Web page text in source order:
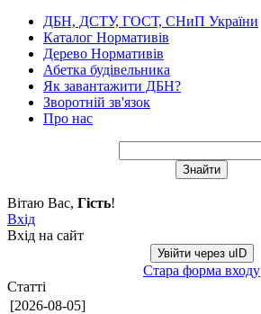
ДБН, ДСТУ, ГОСТ, СНиП України
Каталог Нормативів
Дерево Нормативів
Абетка будівельника
Як завантажити ДБН?
Зворотній зв'язок
Про нас
Вітаю Вас, Гість!
Вхід
Вхід на сайт
Увійти через uID
Стара форма входу
Статті
[2026-08-05]